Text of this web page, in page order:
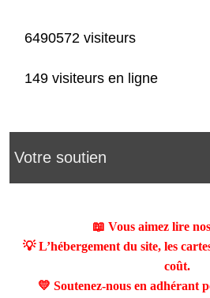
6490572 visiteurs
149 visiteurs en ligne
Votre soutien
📖 Vous aimez lire
💡 L’hébergement du site, les
coût.
💛 Soutenez-nous en adhérant